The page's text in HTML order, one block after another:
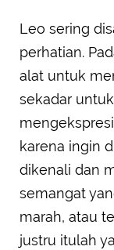
Leo sering
perhatian.
alat untuk
sekadar
karena ingin
dikenali dan
semangat
marah, atau
justru itulah